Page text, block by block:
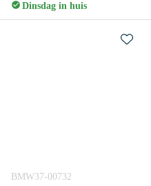
Dinsdag in huis
BMW37-00732